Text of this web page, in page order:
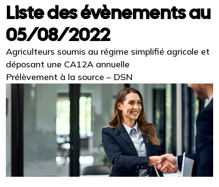
Liste des évènements au
05/08/2022
Agriculteurs soumis au régime simplifié agricole et
déposant une CA12A annuelle
Prélèvement à la source – DSN